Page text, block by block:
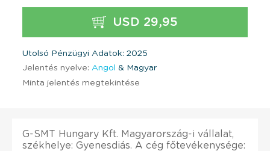
USD 29,95
Utolsó Pénzügyi Adatok: 2025
Jelentés nyelve: Angol & Magyar
Minta jelentés megtekintése
G-SMT Hungary Kft. Magyarország-i vállalat,
székhelye: Gyenesdiás. A cég főtevékenysége: